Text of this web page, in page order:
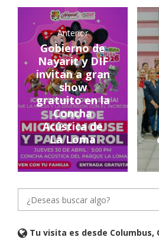
Anterior
Gobierno de
Nayarit y DIF
invitan a gran
show
gratuito en la
Concha
Acústica de
La Loma
Tu visita es desde Columbus,